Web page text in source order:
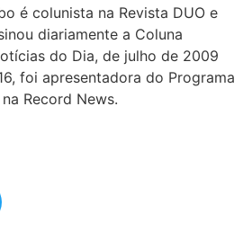
é colunista na Revista DUO e
diariamente a Coluna
do Dia, de julho de 2009
foi apresentadora do Programa
Record News.